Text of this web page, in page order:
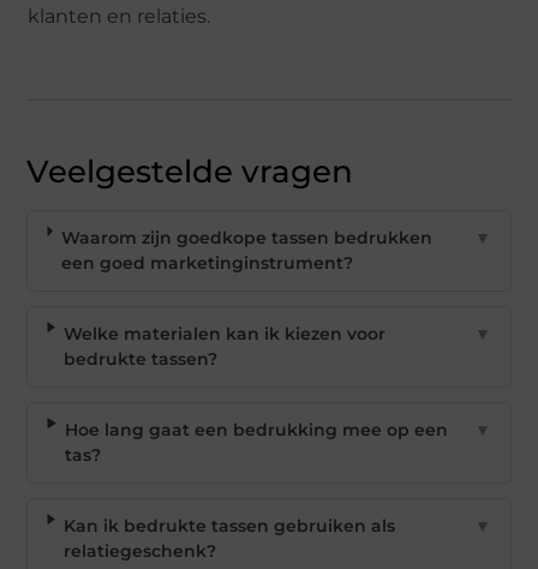
klanten en relaties.
Veelgestelde vragen
Waarom zijn goedkope tassen bedrukken
een goed marketinginstrument?
▼
Welke materialen kan ik kiezen voor
bedrukte tassen?
▼
Hoe lang gaat een bedrukking mee op een
tas?
▼
Kan ik bedrukte tassen gebruiken als
relatiegeschenk?
▼